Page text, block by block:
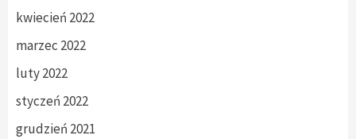
kwiecień 2022
marzec 2022
luty 2022
styczeń 2022
grudzień 2021